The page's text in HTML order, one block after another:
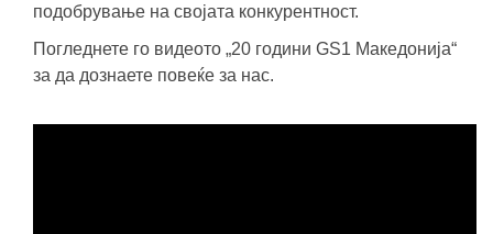
подобрување на својата конкурентност.
Погледнете го видеото „20 години GS1 Македонија“
за да дознаете повеќе за нас.